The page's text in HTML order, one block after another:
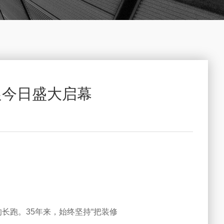
日盛大启幕
跑。35年来，始终坚持“把装修